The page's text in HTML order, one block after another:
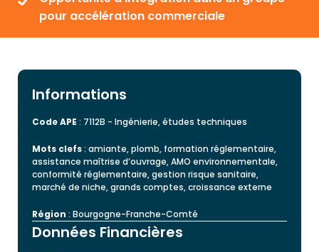
pour accélération commerciale
Informations
Code APE : 7112B - Ingénierie, études techniques
Mots clefs: amiante, plomb, formation réglementaire,
assistance maîtrise d’ouvrage, AMO environnementale,
conformité réglementaire, gestion risque sanitaire,
marché de niche, grands comptes, croissance externe
Région : Bourgogne-Franche-Comté
Données Financières